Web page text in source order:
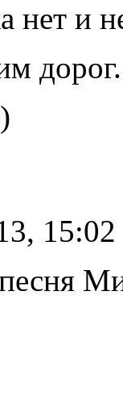
нет и
дорог.
15:02